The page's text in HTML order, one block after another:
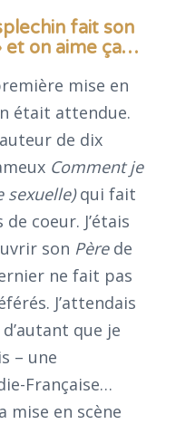
fait son
et on aime ça…
mise en
était attendue.
de dix
Comment je
sexuelle)qui fait
coeur. J’étais
son Pèrede
ne fait pas
J’attendais
que je
– une
Française…
mise en scène